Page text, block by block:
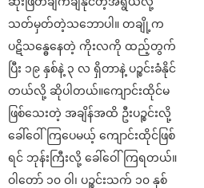
သတ်မှတ်တဲ့သဘောပါ။ တချို့က
ပဋိသန္ဓေနေတဲ့ ကိုးလကို ထည့်တွက်
ပြီး ၁၉ နှစ်နဲ့ ၃ လ ရှိတာနဲ့ ပဉ္စင်းခံနိုင်
တယ်လို့ ဆိုပါတယ်။ကျောင်းထိုင်မ
ဖြစ်သေးတဲ့ အချိန်အထိ ဦးပဉ္စင်းလို့
ခေါ်ဝေါ်ကြပေမယ့် ကျောင်းထိုင်ဖြစ်
ရင် ဘုန်းကြီးလို့ ခေါ်ဝေါ်ကြရတယ်။
ဝါတော် ၁၀ ဝါ၊ ပဉ္စင်းသက် ၁၀ နှစ်